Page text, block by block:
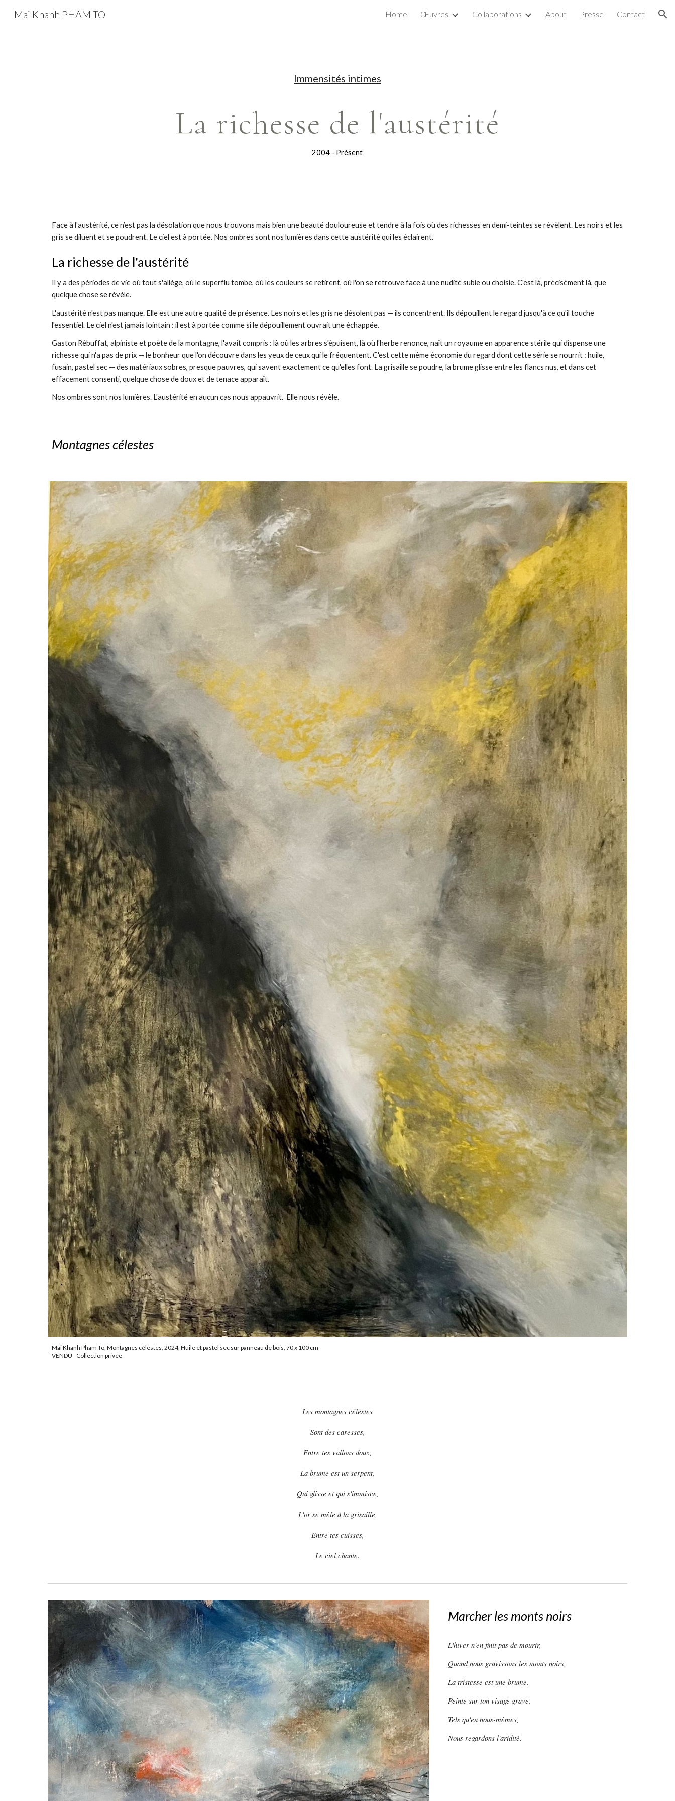
Skip to navigation
Mai Khanh PHAM TO Home Œuvres Collaborations About Presse Contact
Immensités intimes
La richesse de l'austérité
2004 - Présent
Face à l'austérité, ce n’est pas la désolation que nous trouvons mais bien une beauté douloureuse et tendre à la fois où des richesses en demi-teintes se révèlent. Les noirs et les
gris se diluent et se poudrent. Le ciel est à portée. Nos ombres sont nos lumières dans cette austérité qui les éclairent.
La richesse de l'austérité
Il y a des périodes de vie où tout s'allège, où le superflu tombe, où les couleurs se retirent, où l'on se retrouve face à une nudité subie ou choisie. C'est là, précisément là, que
quelque chose se révèle.
L'austérité n'est pas manque. Elle est une autre qualité de présence. Les noirs et les gris ne désolent pas — ils concentrent. Ils dépouillent le regard jusqu'à ce qu'il touche
l'essentiel. Le ciel n'est jamais lointain : il est à portée comme si le dépouillement ouvrait une échappée.
Gaston Rébuffat, alpiniste et poète de la montagne, l'avait compris : là où les arbres s'épuisent, là où l'herbe renonce, naît un royaume en apparence stérile qui dispense une
richesse qui n'a pas de prix — le bonheur que l'on découvre dans les yeux de ceux qui le fréquentent. C'est cette même économie du regard dont cette série se nourrit : huile,
fusain, pastel sec — des matériaux sobres, presque pauvres, qui savent exactement ce qu'elles font. La grisaille se poudre, la brume glisse entre les flancs nus, et dans cet
effacement consenti, quelque chose de doux et de tenace apparaît.
Nos ombres sont nos lumières. L'austérité en aucun cas nous appauvrit. Elle nous révèle.
Montagnes célestes
Mai Khanh Pham To, Montagnes célestes, 2024, Huile et pastel sec sur panneau de bois, 70 x 100 cm
VENDU - Collection privée
Les montagnes célestes
Sont des caresses,
Entre tes vallons doux,
La brume est un serpent,
Qui glisse et qui s'immisce,
L'or se mêle à la grisaille,
Entre tes cuisses,
Le ciel chante.
Marcher les monts noirs
L'hiver n'en finit pas de mourir,
Quand nous gravissons les monts noirs,
La tristesse est une brume,
Peinte sur ton visage grave,
Tels qu'en nous-mêmes,
Nous regardons l'aridité.